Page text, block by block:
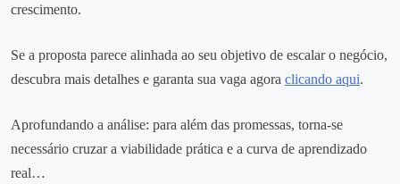
crescimento.
Se a proposta parece alinhada ao seu objetivo de escalar o negócio,
descubra mais detalhes e garanta sua vaga agora clicando aqui.
Aprofundando a análise: para além das promessas, torna-se
necessário cruzar a viabilidade prática e a curva de aprendizado
real…